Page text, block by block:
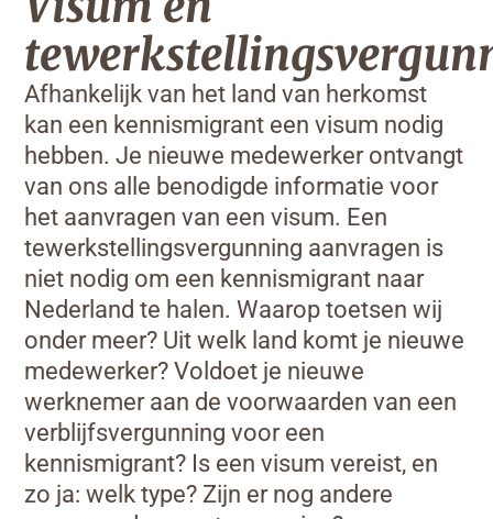
Afhankelijk van het land van herkomst
kan een kennismigrant een visum nodig
hebben. Je nieuwe medewerker ontvangt
van ons alle benodigde informatie voor
het aanvragen van een visum. Een
tewerkstellingsvergunning aanvragen is
niet nodig om een kennismigrant naar
Nederland te halen. Waarop toetsen wij
onder meer? Uit welk land komt je nieuwe
medewerker? Voldoet je nieuwe
werknemer aan de voorwaarden van een
verblijfsvergunning voor een
kennismigrant? Is een visum vereist, en
zo ja: welk type? Zijn er nog andere